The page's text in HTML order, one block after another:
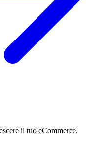
il tuo eCommerce.